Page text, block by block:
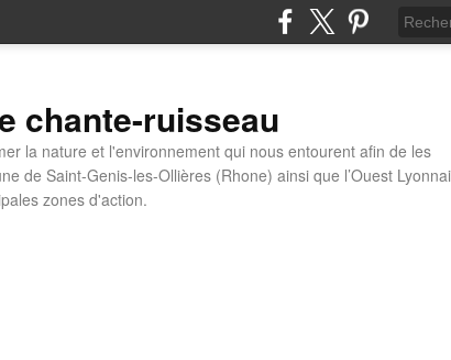
chante-ruisseau
la nature et l'environnement qui nous entourent afin de les
de Saint-Genis-les-Ollières (Rhone) ainsi que l’Ouest
zones d'action.